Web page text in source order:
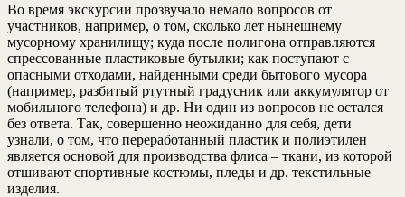
Во время экскурсии прозвучало немало вопросов от
участников, например, о том, сколько лет нынешнему
мусорному хранилищу; куда после полигона отправляются
спрессованные пластиковые бутылки; как поступают с
опасными отходами, найденными среди бытового мусора
(например, разбитый ртутный градусник или аккумулятор от
мобильного телефона) и др. Ни один из вопросов не остался
без ответа. Так, совершенно неожиданно для себя, дети
узнали, о том, что переработанный пластик и полиэтилен
является основой для производства флиса – ткани, из которой
отшивают спортивные костюмы, пледы и др. текстильные
изделия.